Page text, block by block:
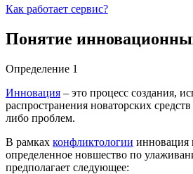
Как работает сервис?
Понятие
Определение 1
Инновация – это процесс создания,
распространения новаторских
либо проблем.
В рамках конфликтологии инновация
определенное новшество по
предполагает следующее: